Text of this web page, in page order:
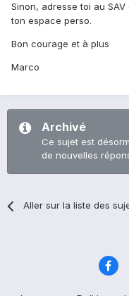
Sinon, adresse toi au
ton espace perso.
Bon courage et à plus
Marco
Archivé
Ce sujet est
de nouvelles
Aller sur la liste des